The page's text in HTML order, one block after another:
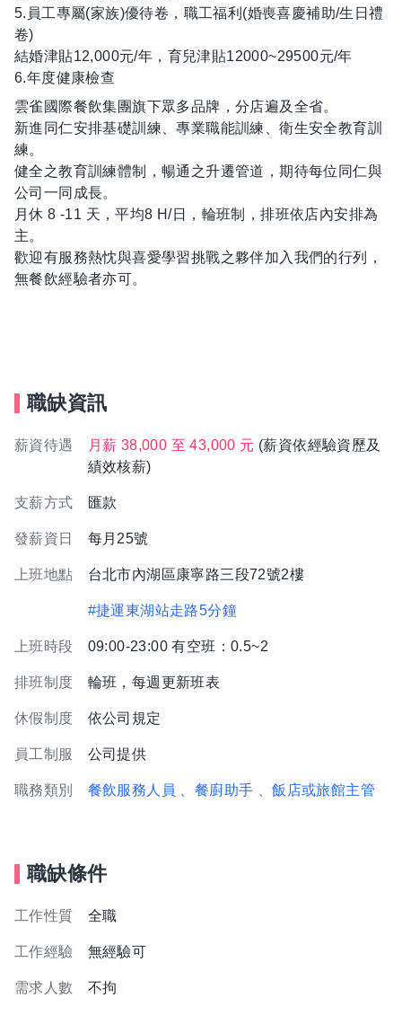
5.員工專屬(家族)優待卷，職工福利(婚喪喜慶補助/生日禮
卷)
結婚津貼12,000元/年，育兒津貼12000~29500元/年
6.年度健康檢查
雲雀國際餐飲集團旗下眾多品牌，分店遍及全省。
新進同仁安排基礎訓練、專業職能訓練、衛生安全教育訓
練。
健全之教育訓練體制，暢通之升遷管道，期待每位同仁與
公司一同成長。
月休 8 -11 天，平均8 H/日，輪班制，排班依店內安排為
主。
歡迎有服務熱忱與喜愛學習挑戰之夥伴加入我們的行列，
無餐飲經驗者亦可。
職缺資訊
薪資待遇 月薪 38,000 至 43,000 元 (薪資依經驗資歷及
績效核薪)
支薪方式 匯款
發薪資日 每月25號
上班地點 台北市內湖區康寧路三段72號2樓
#捷運東湖站走路5分鐘
上班時段 09:00-23:00 有空班：0.5~2
排班制度 輪班，每週更新班表
休假制度 依公司規定
員工制服 公司提供
職務類別 餐飲服務人員 、餐廚助手 、飯店或旅館主管
職缺條件
工作性質 全職
工作經驗 無經驗可
需求人數 不拘